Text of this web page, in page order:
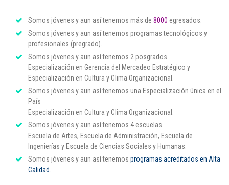
Somos jóvenes y aun así tenemos más de 8000 egresados.
Somos jóvenes y aun así tenemos programas tecnológicos y
profesionales (pregrado).
Somos jóvenes y aun así tenemos 2 posgrados
Especialización en Gerencia del Mercadeo Estratégico y
Especialización en Cultura y Clima Organizacional.
Somos jóvenes y aun así tenemos una Especialización única en el
País
Especialización en Cultura y Clima Organizacional.
Somos jóvenes y aun así tenemos 4 escuelas
Escuela de Artes, Escuela de Administración, Escuela de
Ingenierías y Escuela de Ciencias Sociales y Humanas.
Somos jóvenes y aun así tenemos programas acreditados en Alta
Calidad.